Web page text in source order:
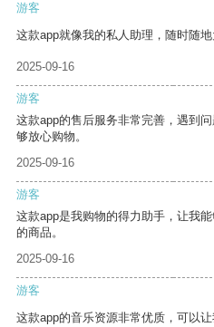
游客
这款app就像我的私人助理，随时随地
2025-09-16
游客
这款app的售后服务非常完善，遇到
够放心购物。
2025-09-16
游客
这款app是我购物的得力助手，让我
的商品。
2025-09-16
游客
这款app的音乐资源非常优质，可以让